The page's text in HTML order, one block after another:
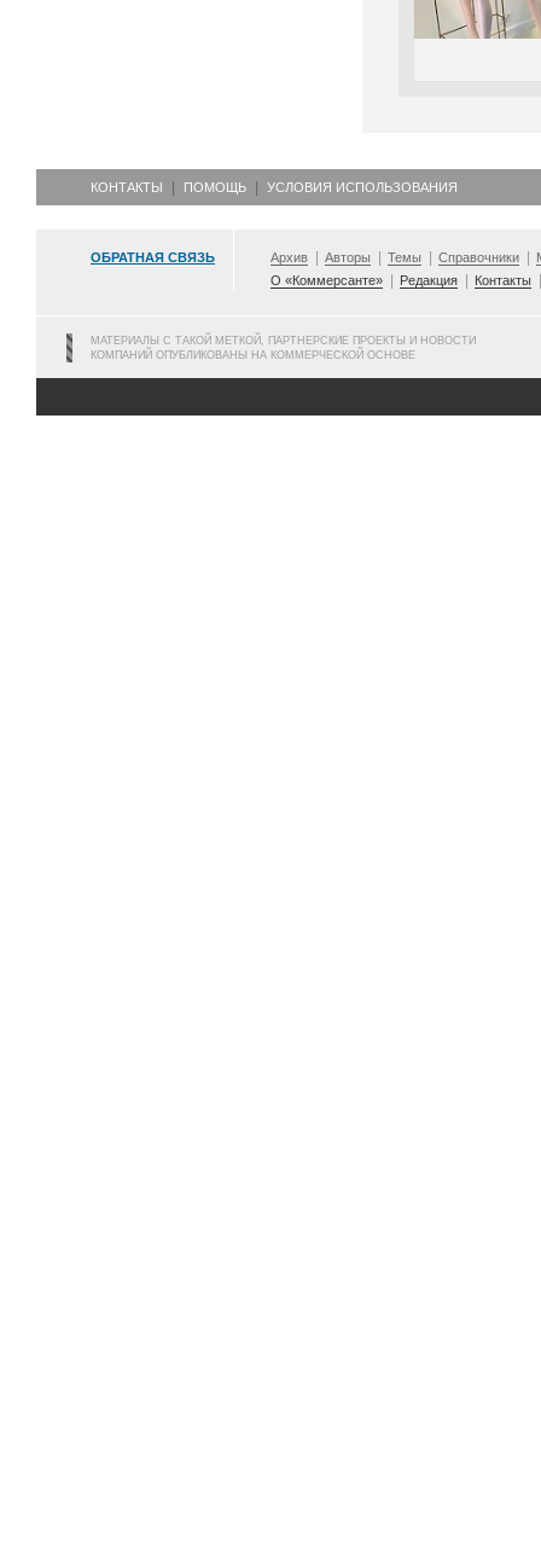
КОНТАКТЫ ПОМОЩЬ УСЛОВИЯ ИСПОЛЬЗОВАНИЯ
ОБРАТНАЯ СВЯЗЬ Архив Авторы Темы Справочники
О «Коммерсанте»
Редакция Контакты
МАТЕРИАЛЫ С ТАКОЙ МЕТКОЙ, ПАРТНЕРСКИЕ ПРОЕКТЫ И НОВОСТИ
КОМПАНИЙ ОПУБЛИКОВАНЫ НА КОММЕРЧЕСКОЙ ОСНОВЕ